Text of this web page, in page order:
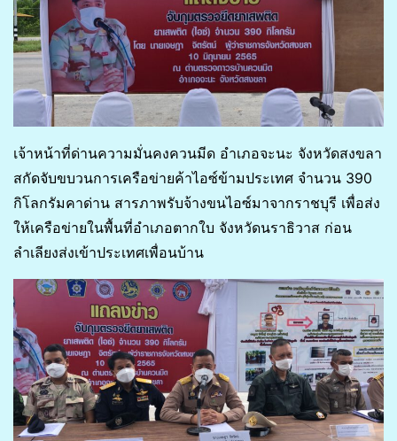
เจ้าหน้าที่ด่านความมั่นคงควนมีด อำเภอจะนะ จังหวัดสงขลา
สกัดจับขบวนการเครือข่ายค้าไอซ์ข้ามประเทศ จำนวน 390
กิโลกรัมคาด่าน สารภาพรับจ้างขนไอซ์มาจากราชบุรี เพื่อส่ง
ให้เครือข่ายในพื้นที่อำเภอตากใบ จังหวัดนราธิวาส ก่อน
ลำเลียงส่งเข้าประเทศเพื่อนบ้าน